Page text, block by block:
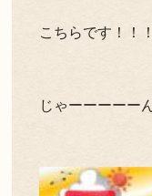
こちらです！！！
じゃーーーーー